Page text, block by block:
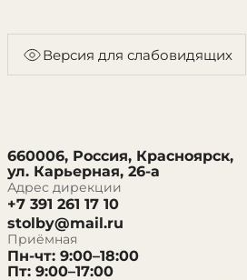
Версия для слабовидящих
660006, Россия, Красноярск,
ул. Карьерная, 26-а
Адрес дирекции
+7 391 261 17 10
stolby@mail.ru
Приёмная
Пн-чт: 9:00–18:00
Пт: 9:00–17:00